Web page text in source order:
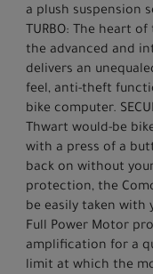
a plush suspension
TURBO: The heart
the advanced and
delivers an
feel, anti-theft
bike computer.
Thwart would-be
with a press of a
back on without
protection, the
be easily taken with
Full Power Motor
amplification for a
limit at which the